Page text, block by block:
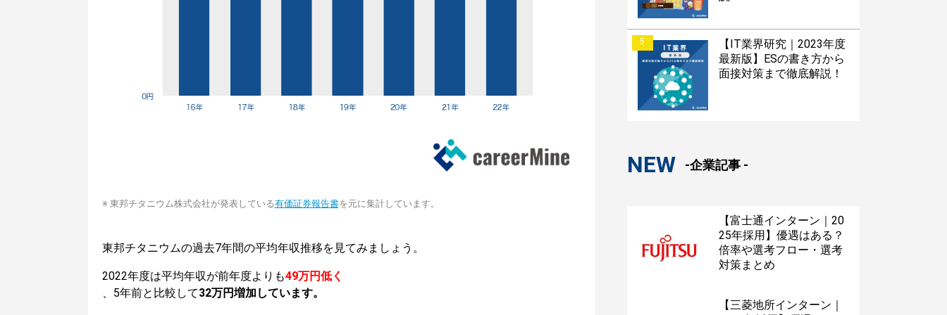
※ 東邦チタニウム株式会社が発表している有価証券報告書を元に集計しています。
東邦チタニウムの過去7年間の平均年収推移を見てみましょう。
2022年度は平均年収が前年度よりも49万円低く
、5年前と比較して32万円増加しています。
5
【IT業界研究｜2023年度
最新版】ESの書き方から
面接対策まで徹底解説！
NEW -企業記事 -
【富士通インターン｜20
25年採用】優遇はある？
倍率や選考フロー・選考
対策まとめ
【三菱地所インターン｜